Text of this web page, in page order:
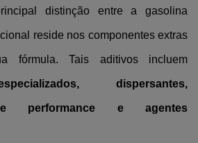
distinção entre a gasolina
reside nos componentes extras
dispersantes,
performance e agentes